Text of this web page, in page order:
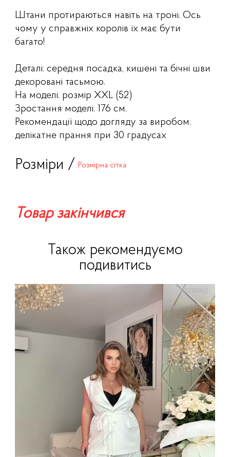
Штани протираються навіть на троні. Ось
чому у справжніх королів їх має бути
багато!
Деталі: середня посадка, кишені та бічні шви
декоровані тасьмою.
На моделі: розмір XXL (52)
Зростання моделі: 176 см.
Рекомендації щодо догляду за виробом:
делікатне прання при 30 градусах
Розміри / Розмірна сітка
Товар закінчився
Також рекомендуємо
подивитись